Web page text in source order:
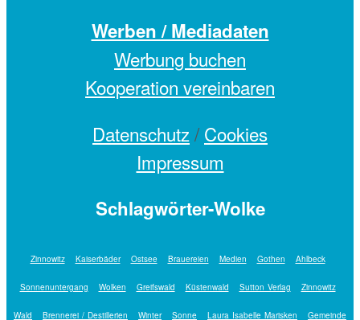
Werben / Mediadaten
Werbung buchen
Kooperation vereinbaren
Datenschutz/ Cookies
Impressum
Schlagwörter-Wolke
Zinnowitz Kaiserbäder Ostsee Brauereien Medien Gothen Ahlbeck
Sonnenuntergang Wolken Greifswald Küstenwald Sutton Verlag Zinnowitz
Wald Brennerei / Destillerien Winter Sonne Laura Isabelle Marisken Gemeinde